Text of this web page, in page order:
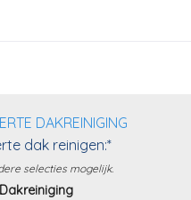
DAKREINIGING
dak reinigen:*
selecties mogelijk.
Dakreiniging